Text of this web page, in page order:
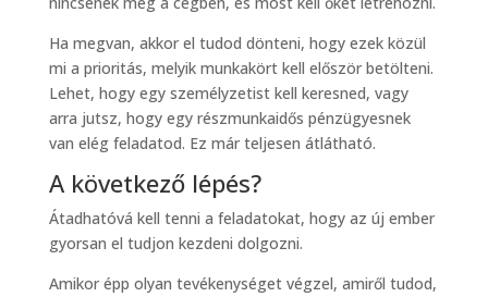
Ha megvan, akkor el tudod dönteni, hogy ezek közül
mi a prioritás, melyik munkakört kell először betölteni.
Lehet, hogy egy személyzetist kell keresned, vagy
arra jutsz, hogy egy részmunkaidős pénzügyesnek
van elég feladatod. Ez már teljesen átlátható.
A következő lépés?
Átadhatóvá kell tenni a feladatokat, hogy az új ember
gyorsan el tudjon kezdeni dolgozni.
Amikor épp olyan tevékenységet végzel, amiről tudod,